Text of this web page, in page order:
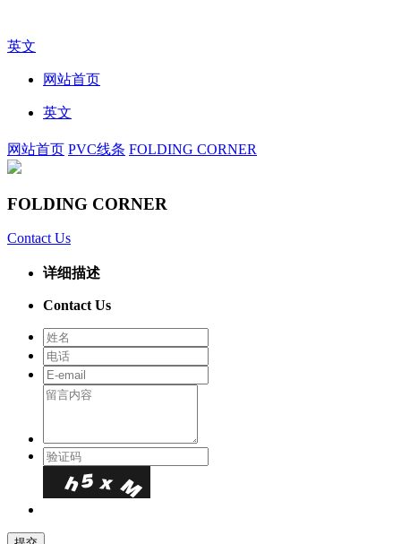
英文
网站首页
英文
网站首页 PVC线条 FOLDING CORNER
FOLDING CORNER
Contact Us
详细描述
Contact Us